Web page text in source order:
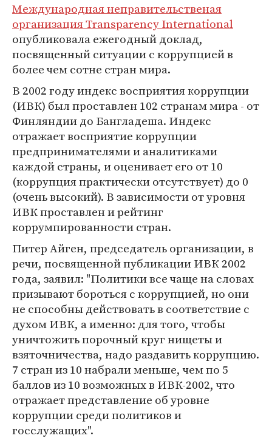
Международная неправительственая
организация Transparency International
опубликовала ежегодный доклад,
посвященный ситуации с коррупцией в
более чем сотне стран мира.
В 2002 году индекс восприятия коррупции
(ИВК) был проставлен 102 странам мира - от
Финляндии до Бангладеша. Индекс
отражает восприятие коррупции
предпринимателями и аналитиками
каждой страны, и оценивает его от 10
(коррупция практически отсутствует) до 0
(очень высокий). В зависимости от уровня
ИВК проставлен и рейтинг
коррумпированности стран.
Питер Айген, председатель организации, в
речи, посвященной публикации ИВК 2002
года, заявил: "Политики все чаще на словах
призывают бороться с коррупцией, но они
не способны действовать в соответствие с
духом ИВК, а именно: для того, чтобы
уничтожить порочный круг нищеты и
взяточничества, надо раздавить коррупцию.
7 стран из 10 набрали меньше, чем по 5
баллов из 10 возможных в ИВК-2002, что
отражает представление об уровне
коррупции среди политиков и
госслужащих".